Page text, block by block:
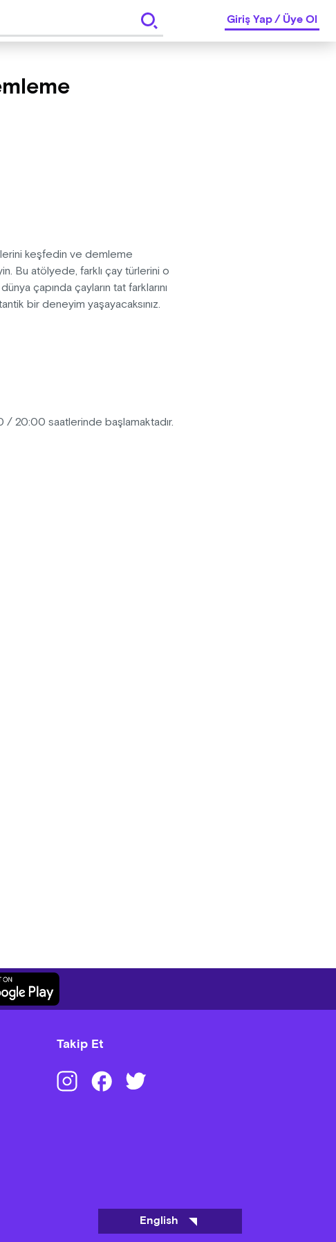
Giriş Yap/Üye Ol
keşfedin ve demleme
Bu atölyede, farklı çay türlerini o
çapında çayların tat farklarını
bir deneyim yaşayacaksınız.
20:00 saatlerinde başlamaktadır.
gerçekleştirilemez.
Takip Et
English